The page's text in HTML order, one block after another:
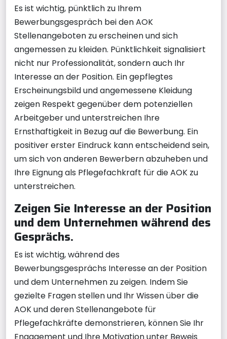
Es ist wichtig, pünktlich zu Ihrem
Bewerbungsgespräch bei den AOK
Stellenangeboten zu erscheinen und sich
angemessen zu kleiden. Pünktlichkeit signalisiert
nicht nur Professionalität, sondern auch Ihr
Interesse an der Position. Ein gepflegtes
Erscheinungsbild und angemessene Kleidung
zeigen Respekt gegenüber dem potenziellen
Arbeitgeber und unterstreichen Ihre
Ernsthaftigkeit in Bezug auf die Bewerbung. Ein
positiver erster Eindruck kann entscheidend sein,
um sich von anderen Bewerbern abzuheben und
Ihre Eignung als Pflegefachkraft für die AOK zu
unterstreichen.
Zeigen Sie Interesse an der Position
und dem Unternehmen während des
Gesprächs.
Es ist wichtig, während des
Bewerbungsgesprächs Interesse an der Position
und dem Unternehmen zu zeigen. Indem Sie
gezielte Fragen stellen und Ihr Wissen über die
AOK und deren Stellenangebote für
Pflegefachkräfte demonstrieren, können Sie Ihr
Engagement und Ihre Motivation unter Beweis